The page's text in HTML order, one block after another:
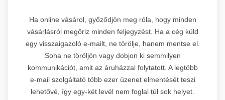
Ha online vásárol, győződjön meg róla, hogy minden
vásárlásról megőriz minden feljegyzést. Ha a cég küld
egy visszaigazoló e-mailt, ne törölje, hanem mentse el.
Soha ne töröljön vagy dobjon ki semmilyen
kommunikációt, amit az áruházzal folytatott. A legtöbb
e-mail szolgáltató több ezer üzenet elmentését teszi
lehetővé, így egy-két levél nem foglal túl sok helyet.